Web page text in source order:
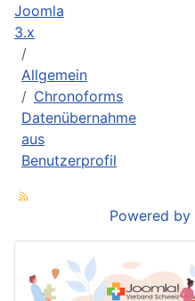
Joomla
3.x
Allgemein
Chronoforms
Datenübernahme
aus
Benutzerprofil
Powered by